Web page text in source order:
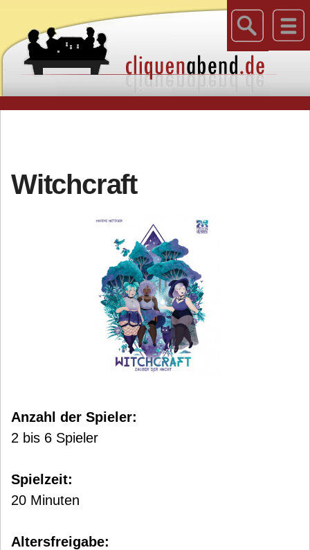
Witchcraft
Anzahl der Spieler:
2 bis 6 Spieler
Spielzeit:
20 Minuten
Altersfreigabe: